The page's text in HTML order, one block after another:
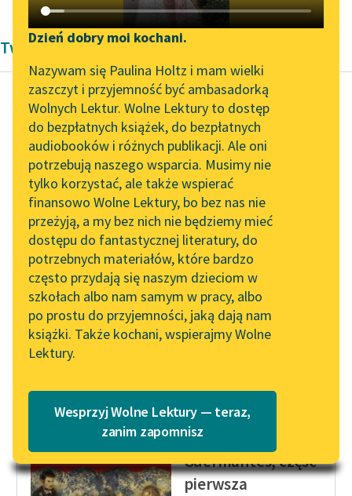
Katalog DAISY
Podkasty o książkach
Zgłoś brak utworu
Aktualności
„Prokurator Alicja Horn”
do słuchania
Byliśmy częścią AI Impact
Lab
Zapraszamy na spotkanie
online z tłumaczkami
literatury skandynawskiej
Spotkanie z Katarzyną
Tunkiel w Oslo
102. lata temu zmarł
Joseph Conrad
Lektury szkolne i klasyka
literatury do słuchania dla
uczennic i uczniów z
niepełnosprawnościami
Narzędzia
Mapa Wolnych Lektur
Leśmianator
Przewodnik dla piszących i
czytających
API
OAI-PMH
Widget Wolnych Lektur
Przypisy
Katalog w formacie PDF
Dzień dobry moi kochani.
Nazywam się Paulina Holtz i mam wielki
zaszczyt i przyjemność być ambasadorką
Wolnych Lektur. Wolne Lektury to dostęp
do bezpłatnych książek, do bezpłatnych
audiobooków i różnych publikacji. Ale oni
potrzebują naszego wsparcia. Musimy nie
tylko korzystać, ale także wspierać
finansowo Wolne Lektury, bo bez nas nie
przeżyją, a my bez nich nie będziemy mieć
dostępu do fantastycznej literatury, do
potrzebnych materiałów, które bardzo
często przydają się naszym dzieciom w
szkołach albo nam samym w pracy, albo
po prostu do przyjemności, jaką dają nam
książki. Także kochani, wspierajmy Wolne
Lektury.
Wesprzyj Wolne Lektury — teraz,
zanim zapomnisz
Twórczość Marcela Prousta
Marcel Proust
Strona
Guermantes, część
pierwsza
Aby wrócić do
Franciszki, nie zdarzyło
mi się doznać w życiu
upokorzenia, abym
zawczasu nie...
Marcel Proust
Strona
Guermantes, część
pierwsza